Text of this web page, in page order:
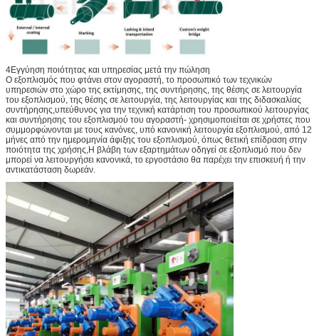
4Εγγύηση ποιότητας και υπηρεσίας μετά την πώληση
Ο εξοπλισμός που φτάνει στον αγοραστή, το προσωπικό των τεχνικών
υπηρεσιών στο χώρο της εκτίμησης, της συντήρησης, της θέσης σε λειτουργία
του εξοπλισμού, της θέσης σε λειτουργία, της λειτουργίας και της διδασκαλίας
συντήρησης,υπεύθυνος για την τεχνική κατάρτιση του προσωπικού λειτουργίας
και συντήρησης του εξοπλισμού του αγοραστή- χρησιμοποιείται σε χρήστες που
συμμορφώνονται με τους κανόνες, υπό κανονική λειτουργία εξοπλισμού, από 12
μήνες από την ημερομηνία άφιξης του εξοπλισμού, όπως θετική επίδραση στην
ποιότητα της χρήσης,Η βλάβη των εξαρτημάτων οδηγεί σε εξοπλισμό που δεν
μπορεί να λειτουργήσει κανονικά, το εργοστάσιο θα παρέχει την επισκευή ή την
αντικατάσταση δωρεάν.